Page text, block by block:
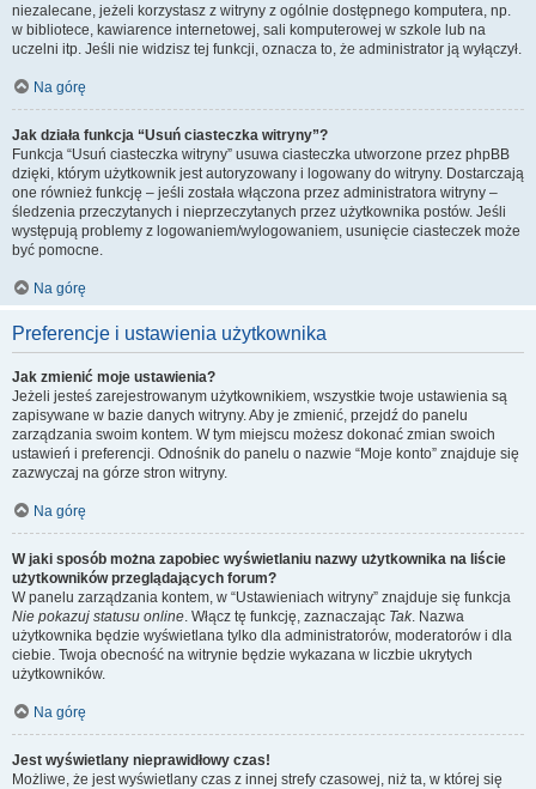
niezalecane, jeżeli korzystasz z witryny z ogólnie dostępnego komputera, np.
w bibliotece, kawiarence internetowej, sali komputerowej w szkole lub na
uczelni itp. Jeśli nie widzisz tej funkcji, oznacza to, że administrator ją wyłączył.
Na górę
Jak działa funkcja “Usuń ciasteczka witryny”?
Funkcja “Usuń ciasteczka witryny” usuwa ciasteczka utworzone przez phpBB
dzięki, którym użytkownik jest autoryzowany i logowany do witryny. Dostarczają
one również funkcję – jeśli została włączona przez administratora witryny –
śledzenia przeczytanych i nieprzeczytanych przez użytkownika postów. Jeśli
występują problemy z logowaniem/wylogowaniem, usunięcie ciasteczek może
być pomocne.
Na górę
Preferencje i ustawienia użytkownika
Jak zmienić moje ustawienia?
Jeżeli jesteś zarejestrowanym użytkownikiem, wszystkie twoje ustawienia są
zapisywane w bazie danych witryny. Aby je zmienić, przejdź do panelu
zarządzania swoim kontem. W tym miejscu możesz dokonać zmian swoich
ustawień i preferencji. Odnośnik do panelu o nazwie “Moje konto” znajduje się
zazwyczaj na górze stron witryny.
Na górę
W jaki sposób można zapobiec wyświetlaniu nazwy użytkownika na liście
użytkowników przeglądających forum?
W panelu zarządzania kontem, w “Ustawieniach witryny” znajduje się funkcja
Nie pokazuj statusu online. Włącz tę funkcję, zaznaczając Tak. Nazwa
użytkownika będzie wyświetlana tylko dla administratorów, moderatorów i dla
ciebie. Twoja obecność na witrynie będzie wykazana w liczbie ukrytych
użytkowników.
Na górę
Jest wyświetlany nieprawidłowy czas!
Możliwe, że jest wyświetlany czas z innej strefy czasowej, niż ta, w której się